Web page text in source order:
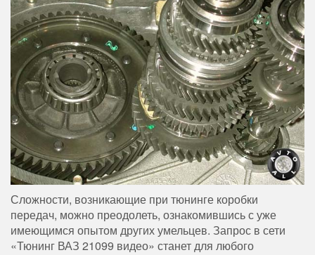
Сложности, возникающие при тюнинге коробки
передач, можно преодолеть, ознакомившись с уже
имеющимся опытом других умельцев. Запрос в сети
«Тюнинг ВАЗ 21099 видео» станет для любого